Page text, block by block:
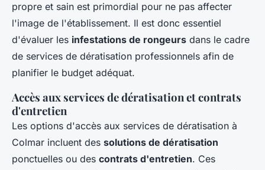
propre et sain est primordial pour ne pas affecter
l'image de l'établissement. Il est donc essentiel
d'évaluer les infestations de rongeurs dans le cadre
de services de dératisation professionnels afin de
planifier le budget adéquat.
Accès aux services de dératisation et contrats
d'entretien
Les options d'accès aux services de dératisation à
Colmar incluent des solutions de dératisation
ponctuelles ou des contrats d'entretien. Ces